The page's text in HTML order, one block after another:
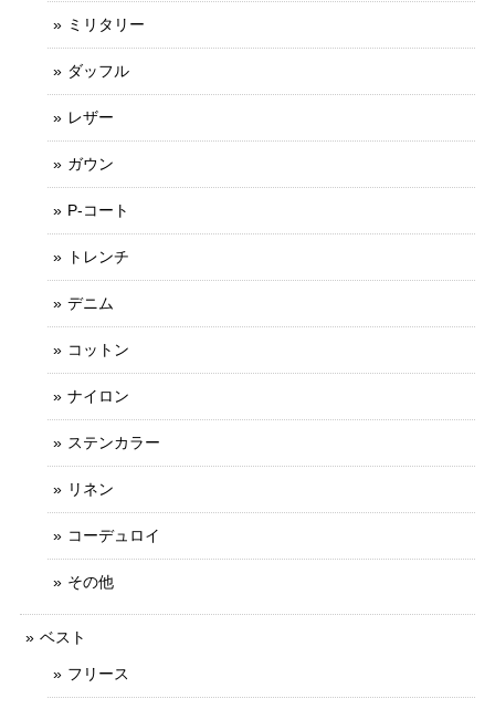
ミリタリー
ダッフル
レザー
ガウン
P-コート
トレンチ
デニム
コットン
ナイロン
ステンカラー
リネン
コーデュロイ
その他
ベスト
フリース